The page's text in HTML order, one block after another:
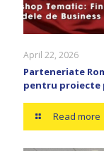
April 22, 2026
Parteneriate
pentru proiecte
Read more